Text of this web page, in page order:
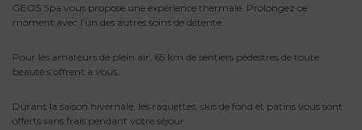
GEOS Spa vous propose une expérience thermale. Prolongez ce
moment avec l’un des autres soins de détente.
Pour les amateurs de plein air, 65 km de sentiers pédestres de toute
beauté s’offrent à vous.
Durant la saison hivernale, les raquettes, skis de fond et patins vous sont
offerts sans frais pendant votre séjour.